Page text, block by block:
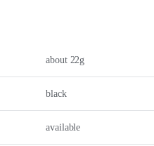
about 22g
black
available